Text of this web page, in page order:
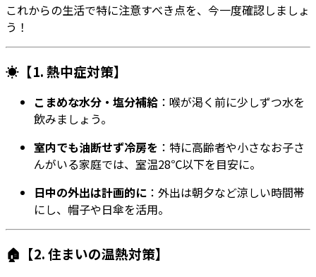
これからの生活で特に注意すべき点を、今一度確認しましょ
う！
☀️【1. 熱中症対策】
こまめな水分・塩分補給 ：喉が渇く前に少しずつ水を
飲みましょう。
室内でも油断せず冷房を ：特に高齢者や小さなお子さ
んがいる家庭では、室温28℃以下を目安に。
日中の外出は計画的に ：外出は朝夕など涼しい時間帯
にし、帽子や日傘を活用。
🏠【2. 住まいの温熱対策】